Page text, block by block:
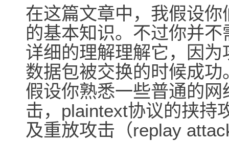
在这篇文章中，我假设
的基本知识。不过你并不
详细的理解理解它，因
数据包被交换的时候成功
假设你熟悉一些普通的
击，plaintext协议的挟持
及重放攻击（replay